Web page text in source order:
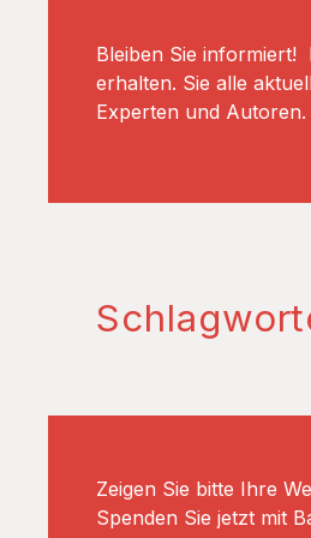
Bleiben Sie informiert!
erhalten. Sie alle
Experten und Autoren.
Zeigen Sie bitte Ihre
Spenden Sie jetzt mit